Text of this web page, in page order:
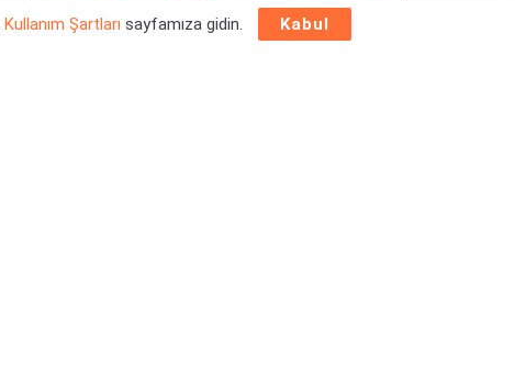
Kullanım Şartları sayfamıza gidin. Kabul